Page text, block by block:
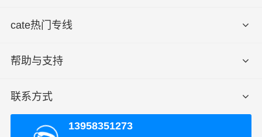
cate热门专线
帮助与支持
联系方式
13958351273